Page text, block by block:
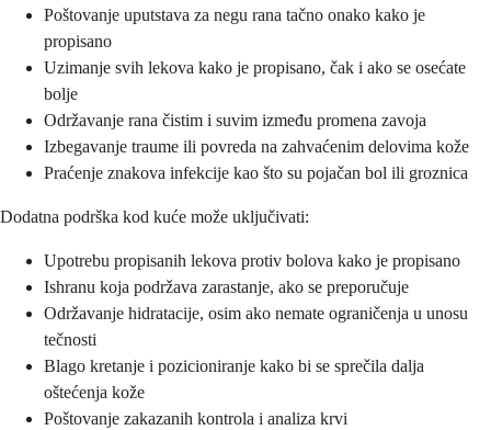
Poštovanje uputstava za negu rana tačno onako kako je
propisano
Uzimanje svih lekova kako je propisano, čak i ako se osećate
bolje
Održavanje rana čistim i suvim između promena zavoja
Izbegavanje traume ili povreda na zahvaćenim delovima kože
Praćenje znakova infekcije kao što su pojačan bol ili groznica
Dodatna podrška kod kuće može uključivati:
Upotrebu propisanih lekova protiv bolova kako je propisano
Ishranu koja podržava zarastanje, ako se preporučuje
Održavanje hidratacije, osim ako nemate ograničenja u unosu
tečnosti
Blago kretanje i pozicioniranje kako bi se sprečila dalja
oštećenja kože
Poštovanje zakazanih kontrola i analiza krvi